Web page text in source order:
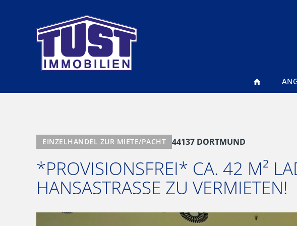
EINZELHANDEL ZUR MIETE/PACHT 44137 DORTMUND
*PROVISIONSFREI* CA. 42 M²
HANSASTRASSE ZU VERMIETEN!